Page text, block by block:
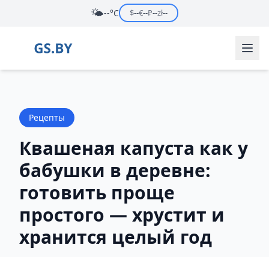
🌤️--°C $--€--₽--zł--
Рецепты
Квашеная капуста как у
бабушки в деревне:
готовить проще
простого — хрустит и
хранится целый год